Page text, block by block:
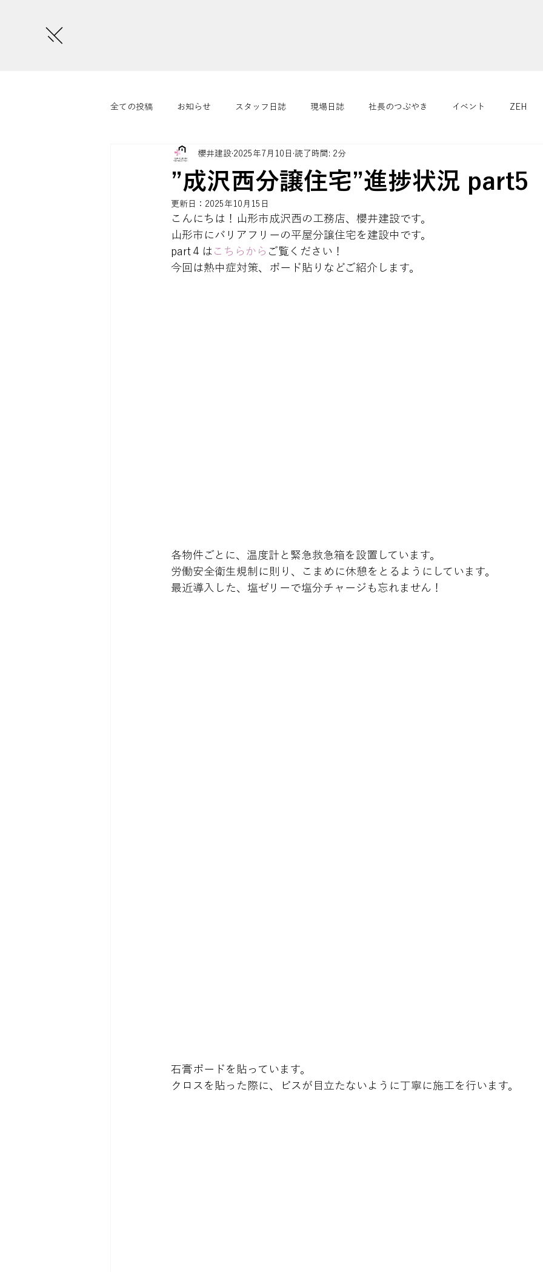
全ての投稿 お知らせ スタッフ日誌 現場日誌 社長のつぶやき イベント ZEH
さくらいまつり コラム ４つの健康 リフォーム/リノベーション
”成沢西分譲住宅”進捗状況 part5
櫻井建設 2025年7月10日 読了時間: 2分
更新日： 2025年10月15日
こんにちは！山形市成沢西の工務店、櫻井建設です。
山形市にバリアフリーの平屋分譲住宅を建設中です。
part４は こちらから ご覧ください！
今回は熱中症対策、ボード貼りなどご紹介します。
各物件ごとに、温度計と緊急救急箱を設置しています。
労働安全衛生規制に則り、こまめに休憩をとるようにしています。
最近導入した、塩ゼリーで塩分チャージも忘れません！
石膏ボードを貼っています。
クロスを貼った際に、ビスが目立たないように丁寧に施工を行います。